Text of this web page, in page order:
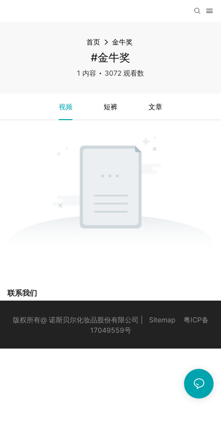
首页 金牛奖
#金牛奖
1 内容 3072 观看数
视频 短裤 文章
联系我们
版权所有@ 诺斯贝尔化妆品股份有限公司 | Sitemap
粤ICP备
17049559号